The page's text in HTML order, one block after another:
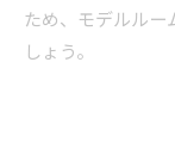
ため、モデルルー
しょう。